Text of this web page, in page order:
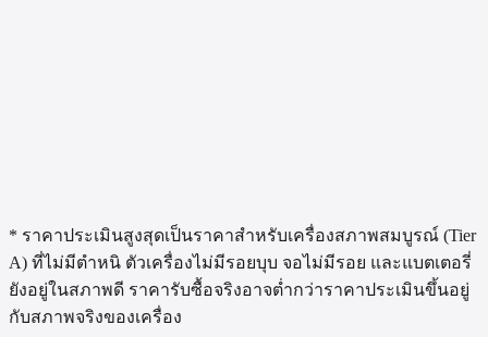
* ราคาประเมินสูงสุดเป็นราคาสำหรับเครื่องสภาพสมบูรณ์ (Tier
A) ที่ไม่มีตำหนิ ตัวเครื่องไม่มีรอยบุบ จอไม่มีรอย และแบตเตอรี่
ยังอยู่ในสภาพดี ราคารับซื้อจริงอาจต่ำกว่าราคาประเมินขึ้นอยู่
กับสภาพจริงของเครื่อง